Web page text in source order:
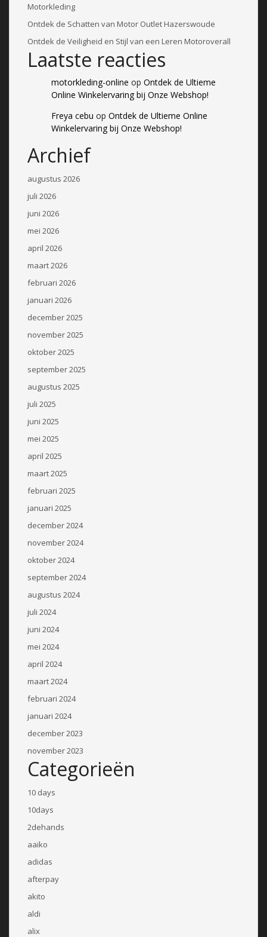
Motorkleding
Ontdek de Schatten van Motor Outlet Hazerswoude
Ontdek de Veiligheid en Stijl van een Leren Motoroverall
Laatste reacties
motorkleding-online op Ontdek de Ultieme
Online Winkelervaring bij Onze Webshop!
Freya cebu op Ontdek de Ultieme Online
Winkelervaring bij Onze Webshop!
Archief
augustus 2026
juli 2026
juni 2026
mei 2026
april 2026
maart 2026
februari 2026
januari 2026
december 2025
november 2025
oktober 2025
september 2025
augustus 2025
juli 2025
juni 2025
mei 2025
april 2025
maart 2025
februari 2025
januari 2025
december 2024
november 2024
oktober 2024
september 2024
augustus 2024
juli 2024
juni 2024
mei 2024
april 2024
maart 2024
februari 2024
januari 2024
december 2023
november 2023
Categorieën
10 days
10days
2dehands
aaiko
adidas
afterpay
akito
aldi
alix